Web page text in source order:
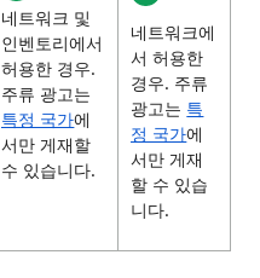
네트워크 및
인벤토리에서
허용한 경우.
주류 광고는
특정 국가에
서만 게재할
수 있습니다.
네트워크에
서 허용한
경우. 주류
광고는 특
정 국가에
서만 게재
할 수 있습
니다.